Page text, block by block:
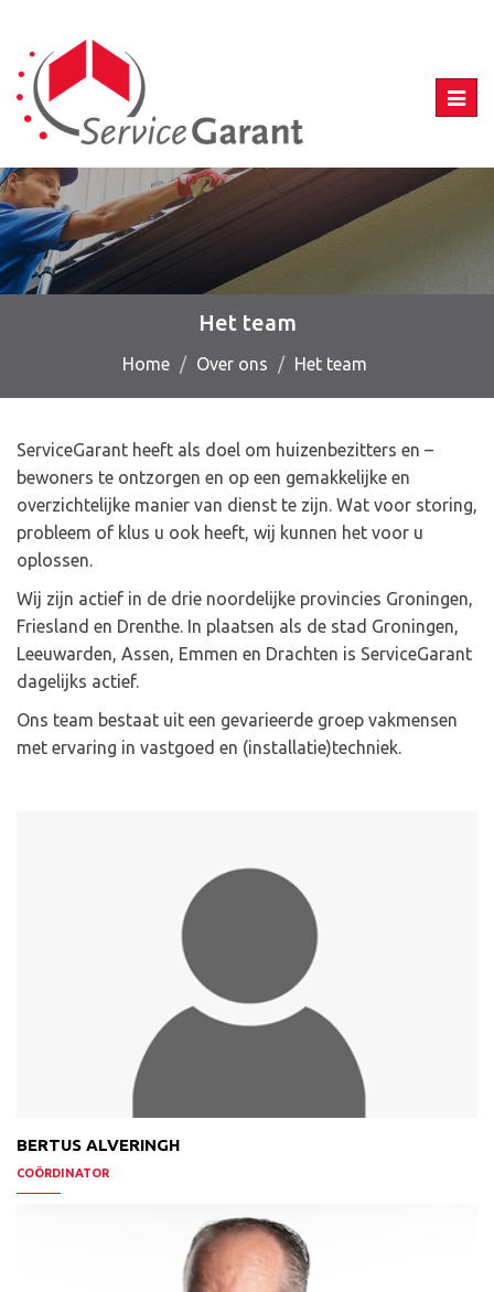
Het team
Home Over ons Het team
ServiceGarant heeft als doel om huizenbezitters en –
bewoners te ontzorgen en op een gemakkelijke en
overzichtelijke manier van dienst te zijn. Wat voor storing,
probleem of klus u ook heeft, wij kunnen het voor u
oplossen.
Wij zijn actief in de drie noordelijke provincies Groningen,
Friesland en Drenthe. In plaatsen als de stad Groningen,
Leeuwarden, Assen, Emmen en Drachten is ServiceGarant
dagelijks actief.
Ons team bestaat uit een gevarieerde groep vakmensen
met ervaring in vastgoed en (installatie)techniek.
BERTUS ALVERINGH
COÖRDINATOR